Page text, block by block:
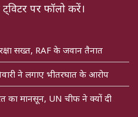
पर फॉलो करें।
सख्त, RAF के जवान तैनात
ने लगाए भीतरघात के आरोप
का मानसून, UN चीफ ने क्यों दी